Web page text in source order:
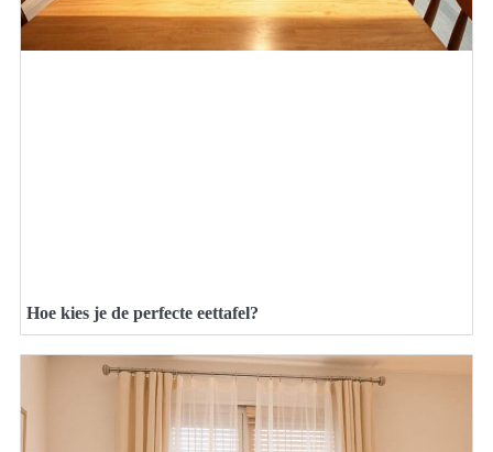
Hoe kies je de perfecte eettafel?